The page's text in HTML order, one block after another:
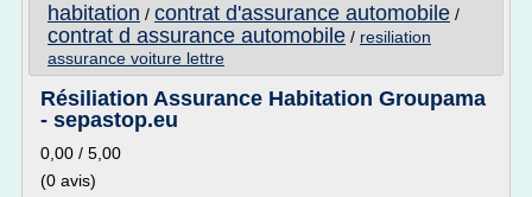
habitation / contrat d'assurance automobile /
contrat d assurance automobile / resiliation
assurance voiture lettre
Résiliation Assurance Habitation Groupama
- sepastop.eu
0,00 / 5,00
(0 avis)